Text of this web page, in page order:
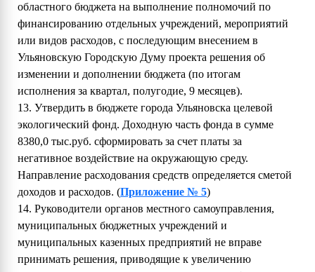
областного бюджета на выполнение полномочий по
финансированию отдельных учреждений, мероприятий
или видов расходов, с последующим внесением в
Ульяновскую Городскую Думу проекта решения об
изменении и дополнении бюджета (по итогам
исполнения за квартал, полугодие, 9 месяцев).
13. Утвердить в бюджете города Ульяновска целевой
экологический фонд. Доходную часть фонда в сумме
8380,0 тыс.руб. сформировать за счет платы за
негативное воздействие на окружающую среду.
Направление расходования средств определяется сметой
доходов и расходов. (Приложение № 5)
14. Руководители органов местного самоуправления,
муниципальных бюджетных учреждений и
муниципальных казенных предприятий не вправе
принимать решения, приводящие к увеличению